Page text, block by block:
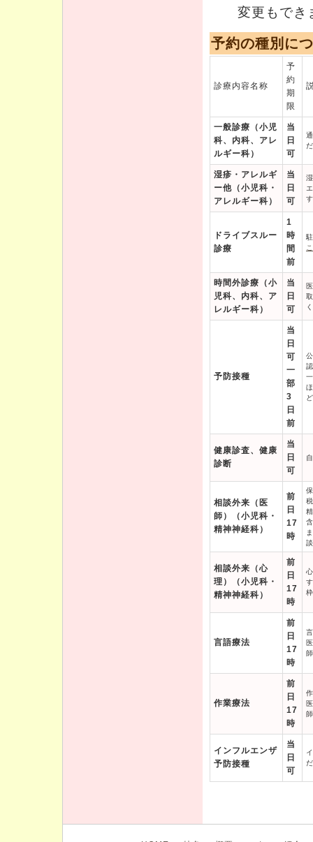
変更もでき
予約の種別に
診療内容名称
予
約
期
限
一般診療（小児
科、内科、アレ
ルギー科）
当
日
可
湿疹・アレルギ
ー他（小児科・
アレルギー科）
当
日
可
ドライブスルー
診療
1
時
間
前
時間外診療（小
児科、内科、ア
レルギー科）
当
日
可
予防接種
当
日
可
一
部
3
日
前
健康診査、健康
診断
当
日
可
相談外来（医
師）（小児科・
精神神経科）
前
日
17
時
相談外来（心
理）（小児科・
精神神経科）
前
日
17
時
言語療法
前
日
17
時
作業療法
前
日
17
時
インフルエンザ
予防接種
当
日
可